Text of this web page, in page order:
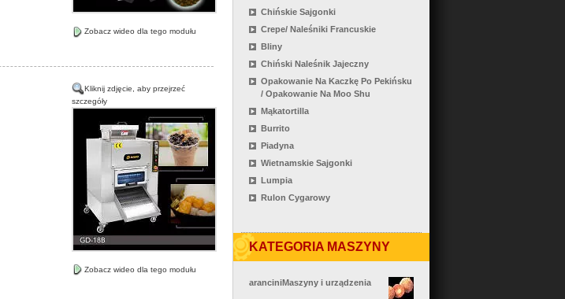
Zobacz wideo dla tego modułu
Kliknij zdjęcie, aby przejrzeć
szczegóły
Zobacz wideo dla tego modułu
Chińskie Sajgonki
Crepe/ Naleśniki Francuskie
Bliny
Chiński Naleśnik Jajeczny
Opakowanie Na Kaczkę Po Pekińsku
/ Opakowanie Na Moo Shu
Mąkatortilla
Burrito
Piadyna
Wietnamskie Sajgonki
Lumpia
Rulon Cygarowy
KATEGORIA MASZYNY
aranciniMaszyny i urządzenia